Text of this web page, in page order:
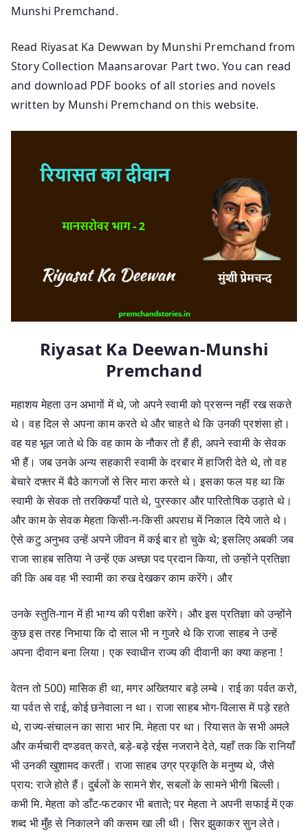
Munshi Premchand.
Read Riyasat Ka Dewwan by Munshi Premchand from
Story Collection Maansarovar Part two. You can read
and download PDF books of all stories and novels
written by Munshi Premchand on this website.
Riyasat Ka Deewan-Munshi
Premchand
महाशय मेहता उन अभागों में थे, जो अपने स्वामी को प्रसन्न नहीं रख सकते
थे। वह दिल से अपना काम करते थे और चाहते थे कि उनकी प्रशंसा हो।
वह यह भूल जाते थे कि वह काम के नौकर तो हैं ही, अपने स्वामी के सेवक
भी हैं। जब उनके अन्य सहकारी स्वामी के दरबार में हाजिरी देते थे, तो वह
बेचारे दफ्तर में बैठे कागजों से सिर मारा करते थे। इसका फल यह था कि
स्वामी के सेवक तो तरक्कियाँ पाते थे, पुरस्कार और पारितोषिक उड़ाते थे।
और काम के सेवक मेहता किसी-न-किसी अपराध में निकाल दिये जाते थे।
ऐसे कटु अनुभव उन्हें अपने जीवन में कई बार हो चुके थे; इसलिए अबकी जब
राजा साहब सतिया ने उन्हें एक अच्छा पद प्रदान किया, तो उन्होंने प्रतिज्ञा
की कि अब वह भी स्वामी का रुख देखकर काम करेंगे। और
उनके स्तुति-गान में ही भाग्य की परीक्षा करेंगे। और इस प्रतिज्ञा को उन्होंने
कुछ इस तरह निभाया कि दो साल भी न गुजरे थे कि राजा साहब ने उन्हें
अपना दीवान बना लिया। एक स्वाधीन राज्य की दीवानी का क्या कहना !
वेतन तो 500) मासिक ही था, मगर अख्तियार बड़े लम्बे। राई का पर्वत करो,
या पर्वत से राई, कोई छनेवाला न था। राजा साहब भोग-विलास में पड़े रहते
थे, राज्य-संचालन का सारा भार मि. मेहता पर था। रियासत के सभी अमले
और कर्मचारी दण्डवत् करते, बड़े-बड़े रईस नजराने देते, यहाँ तक कि रानियाँ
भी उनकी खुशामद करतीं। राजा साहब उग्र प्रकृति के मनुष्य थे, जैसे
प्राय: राजे होते हैं। दुर्बलों के सामने शेर, सबलों के सामने भीगी बिल्ली।
कभी मि. मेहता को डाँट-फटकार भी बताते; पर मेहता ने अपनी सफाई में एक
शब्द भी मुँह से निकालने की कसम खा ली थी। सिर झुकाकर सुन लेते।